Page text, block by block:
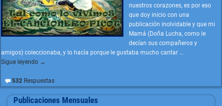
nuestros corazones, es por eso
que doy inicio con una
publicación inolvidable y que mi
Mamá (Doña Lucha, como le
decían sus compañeros y
amigos) coleccionaba, y lo hacía porque le gustaba mucho cantar …
Sigue leyendo →
532Respuestas
Publicaciones Mensuales